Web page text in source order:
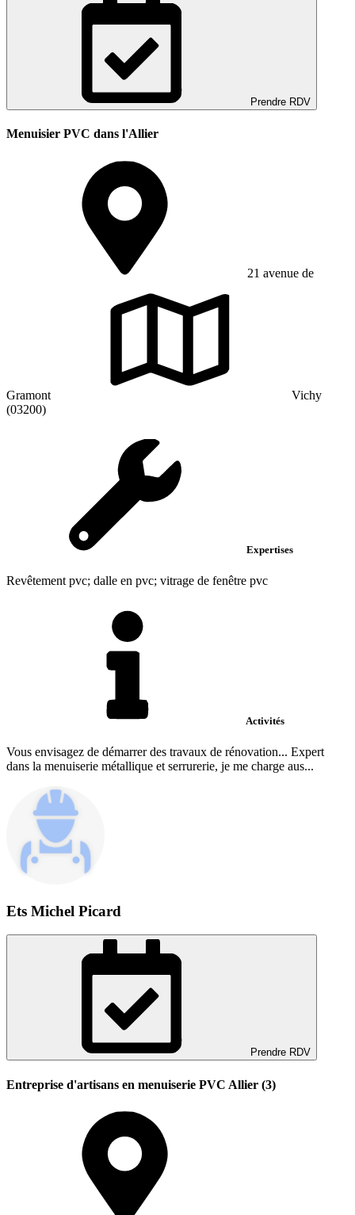
Prendre RDV
Menuisier PVC dans l'Allier
21 avenue de
Gramont
Vichy
(03200)
Expertises
Revêtement pvc; dalle en pvc; vitrage de fenêtre pvc
Activités
Vous envisagez de démarrer des travaux de rénovation... Expert
dans la menuiserie métallique et serrurerie, je me charge aus...
Ets Michel Picard
Prendre RDV
Entreprise d'artisans en menuiserie PVC Allier (3)